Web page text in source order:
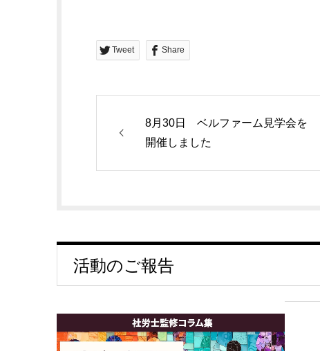
Tweet Share
8月30日 ベルファーム見学会を
開催しました
活動のご報告